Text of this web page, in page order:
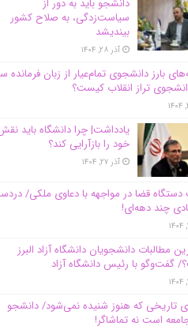
دانشجو باید به دور از
سیاست‌زدگی، به صلاح کشور
بیندیشد
آذر ۲۸, ۱۴۰۴
بارز دانشجوی تمام‌عیار از زبان فرمانده
تراز انقلاب کیست؟
یادداشت| چرا دانشگاه باید
خود را بازآرایی کند؟
آذر ۲۷, ۱۴۰۴
قضا در مواجهه با دعاوی ملکی/
چند‌ دهه‌ای!
مطالبات دانشجویان دانشگاه آزاد البرز
گفت‌وگو با رئیس دانشگاه آز‌اد
تاریخی که هنوز شنیده نمی‌شود/ دانشجو
است نه تماشاگر!